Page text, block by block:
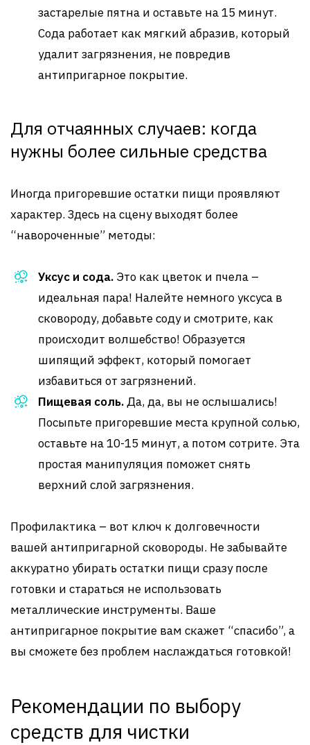
застарелые пятна и оставьте на 15 минут.
Сода работает как мягкий абразив, который
удалит загрязнения, не повредив
антипригарное покрытие.
Для отчаянных случаев: когда
нужны более сильные средства
Иногда пригоревшие остатки пищи проявляют
характер. Здесь на сцену выходят более
“навороченные” методы:
Уксус и сода. Это как цветок и пчела –
идеальная пара! Налейте немного уксуса в
сковороду, добавьте соду и смотрите, как
происходит волшебство! Образуется
шипящий эффект, который помогает
избавиться от загрязнений.
Пищевая соль.Да, да, вы не ослышались!
Посыпьте пригоревшие места крупной солью,
оставьте на 10-15 минут, а потом сотрите. Эта
простая манипуляция поможет снять
верхний слой загрязнения.
Профилактика – вот ключ к долговечности
вашей антипригарной сковороды. Не забывайте
аккуратно убирать остатки пищи сразу после
готовки и стараться не использовать
металлические инструменты. Ваше
антипригарное покрытие вам скажет “спасибо”, а
вы сможете без проблем наслаждаться готовкой!
Рекомендации по выбору
средств для чистки